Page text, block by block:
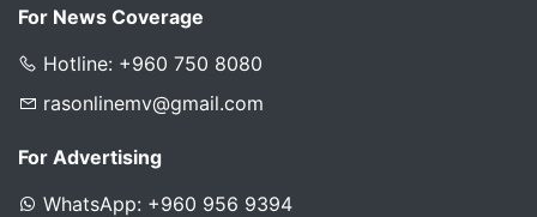
For News Coverage
Hotline: +960 750 8080
rasonlinemv@gmail.com
For Advertising
WhatsApp: +960 956 9394